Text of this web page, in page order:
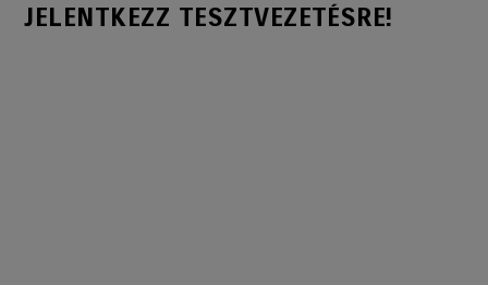
JELENTKEZZ TESZTVEZETÉSRE!